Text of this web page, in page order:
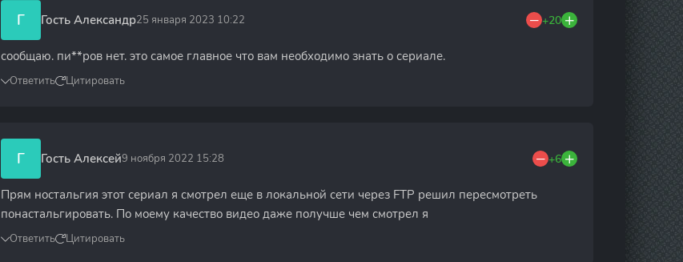
Г Гость Александр25 января 2023 10:22 +20
сообщаю. пи**ров нет. это самое главное что вам необходимо знать о сериале.
Ответить Цитировать
Г Гость Алексей9 ноября 2022 15:28 +6
Прям ностальгия этот сериал я смотрел еще в локальной сети через FTP решил пересмотреть
понастальгировать. По моему качество видео даже получше чем смотрел я
Ответить Цитировать